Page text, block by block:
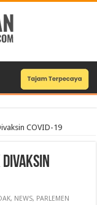
COVID-19
, NEWS, PARLEMEN